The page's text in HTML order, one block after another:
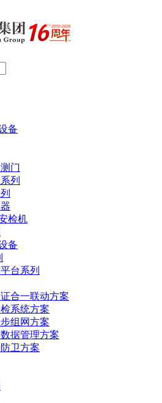
备
门
列
检机
备
台系列
合一联动方案
系统方案
组网方案
据管理方案
卫方案